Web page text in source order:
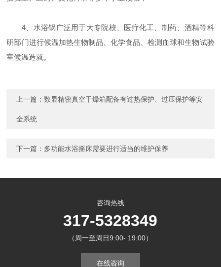
4、水浴锅广泛用于大专院校、医疗化工、制药、酒精等科
研部门进行候温加热生物制品、化学食品、检测血球和生物试验
室候温造就。
上一篇：数显精密真空干燥箱配备有过热保护、过压保护等安
全系统
下一篇： 多功能水浴摇床需要进行适当的维护保养
咨询热线
317-5328349
（周一至周日9:00- 19:00）
在线咨询